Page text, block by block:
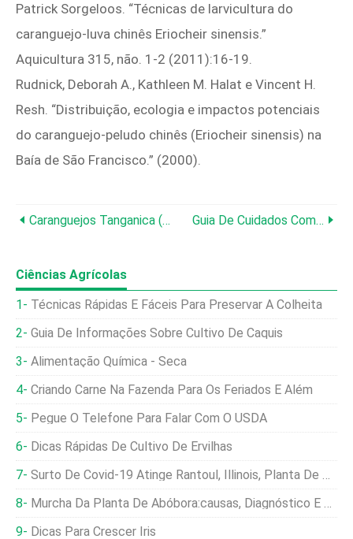
Patrick Sorgeloos. “Técnicas de larvicultura do
caranguejo-luva chinês Eriocheir sinensis.”
Aquicultura 315, não. 1‑2 (2011):16‑19.
Rudnick, Deborah A., Kathleen M. Halat e Vincent H.
Resh. “Distribuição, ecologia e impactos potenciais
do caranguejo-peludo chinês (Eriocheir sinensis) na
Baía de São Francisco.” (2000).
Caranguejos Tanganica (Platythelphusa Spp.):Guia De Cuidados Especializados, Dieta E Criação Guia De Cuidados Com Lagostins Marron:habitat, Dieta, Criação E Configuração Do Tanque
Ciências Agrícolas
Técnicas Rápidas E Fáceis Para Preservar A Colheita
Guia De Informações Sobre Cultivo De Caquis
Alimentação Química - Seca
Criando Carne Na Fazenda Para Os Feriados E Além
Pegue O Telefone Para Falar Com O USDA
Dicas Rápidas De Cultivo De Ervilhas
Surto De Covid-19 Atinge Rantoul, Illinois, Planta De Porco
Murcha Da Planta De Abóbora:causas, Diagnóstico E Soluções
Dicas Para Crescer Íris